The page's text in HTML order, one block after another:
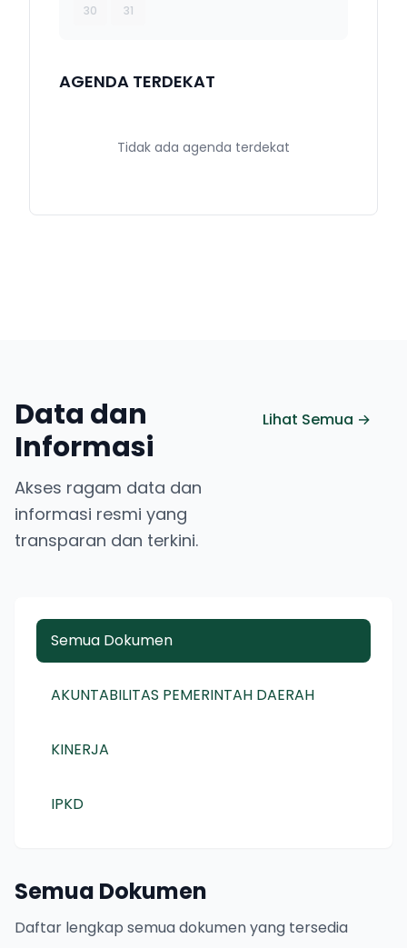
30 31
AGENDA TERDEKAT
Tidak ada agenda terdekat
Data dan
Informasi
Akses ragam data dan
informasi resmi yang
transparan dan terkini.
Lihat Semua →
Semua Dokumen
AKUNTABILITAS PEMERINTAH DAERAH
KINERJA
IPKD
Semua Dokumen
Daftar lengkap semua dokumen yang tersedia